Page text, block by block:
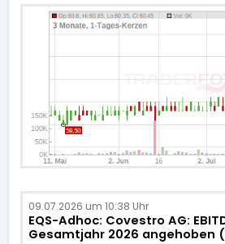
09.07.2026 um 10:38 Uhr
EQS-Adhoc: Covestro AG:
Gesamtjahr 2026 angehoben